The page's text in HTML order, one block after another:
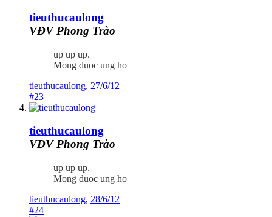
tieuthucaulong
VĐV Phong Trào
up up up.
Mong duoc ung ho
tieuthucaulong, 27/6/12
#23
tieuthucaulong
VĐV Phong Trào
up up up.
Mong duoc ung ho
tieuthucaulong, 28/6/12
#24